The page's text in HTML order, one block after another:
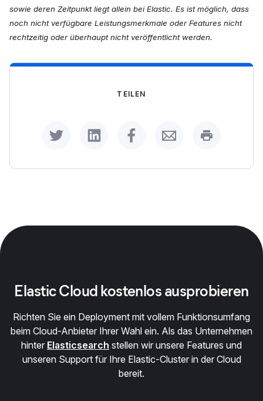
sowie deren Zeitpunkt liegt allein bei Elastic. Es ist möglich, dass
noch nicht verfügbare Leistungsmerkmale oder Features nicht
rechtzeitig oder überhaupt nicht veröffentlicht werden.
TEILEN
Share on TwitterShare on LinkedIn
Share on Facebook
Share by Email
Print this
Elastic Cloud kostenlos ausprobieren
Richten Sie ein Deployment mit vollem Funktionsumfang
beim Cloud-Anbieter Ihrer Wahl ein. Als das Unternehmen
hinter Elasticsearch stellen wir unsere Features und
unseren Support für Ihre Elastic-Cluster in der Cloud
bereit.